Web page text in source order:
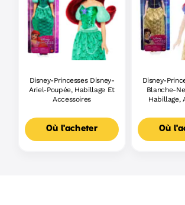
Disney-Princesses Disney-
Ariel-Poupée, Habillage Et
Accessoires
Où l'acheter
Disney-
Blanche-
Habillage,
Où